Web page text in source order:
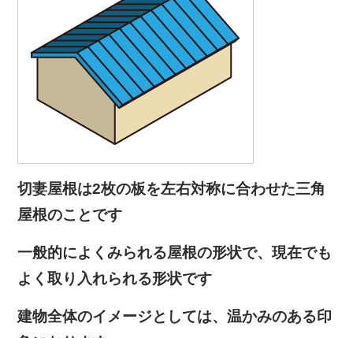
切妻屋根は2枚の板を左右対称に合わせた三角
屋根のことです
一般的によくみられる屋根の形状で、現在でも
よく取り入れられる形状です
建物全体のイメージとしては、温かみのある印